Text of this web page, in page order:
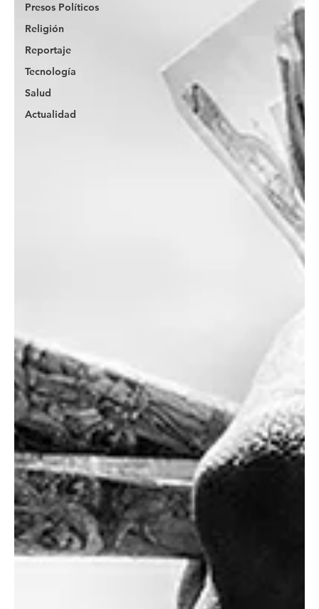
Presos Políticos
Religión
Reportaje
Tecnología
Salud
Actualidad